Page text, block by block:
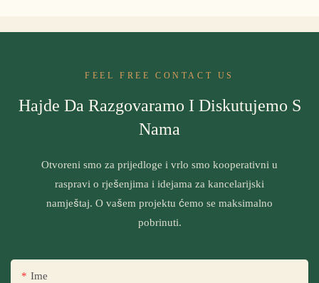
FEEL FREE CONTACT US
Hajde Da Razgovaramo I Diskutujemo S
Nama
Otvoreni smo za prijedloge i vrlo smo kooperativni u
raspravi o rješenjima i idejama za kancelarijski
namještaj. O vašem projektu ćemo se maksimalno
pobrinuti.
Ime